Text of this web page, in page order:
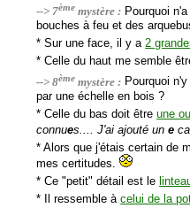
--> 7ème mystère : Pourquoi
bouches à feu et des
* Sur une face, il y a2
* Celle du haut me semble
--> 8ème mystère : Pourquoi
par une échelle en bois ?
* Celle du bas doit êtreune
connues.... J'ai ajouté une
* Alors que j'étais certain de
mes certitudes.
* Ce "petit" détail est le
* Il ressemble àcelui de la